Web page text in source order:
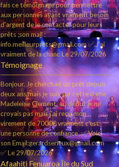
fais ce témoignage pour permettre
aux personnes ayant vraiment besoin
d'argent de le contacter pour leurs
prêts ;son mail :
info.meilleurprets@gmail.com ✅.J'ai
vraiment de la chancLe 29/07/2026
Témoignage
Bonjour. Je cherchait un prêt depuis
deux ans mais je suis sur cette dame
Madeleine Clement, au début je ne
croyais pas mais j'ai reçu mon
virement de 7000€ vraiment c’est
une personne de confiance ,✅ Voici
son Email:gerardserieux@gmail.com
✅Le 29/07/2026
Afaahiti Fenuaroa Île du Sud